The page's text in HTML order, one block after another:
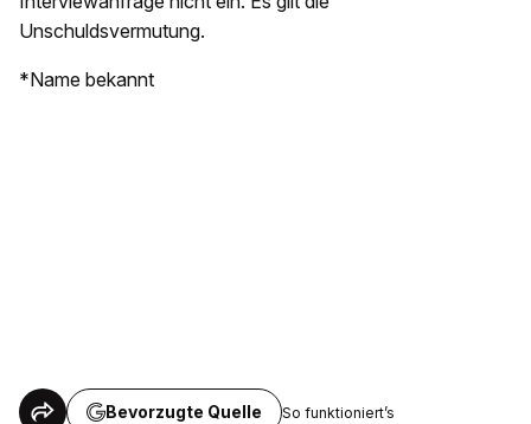
Unschuldsvermutung.
*Name bekannt
Bevorzugte Quelle So funktioniert’s